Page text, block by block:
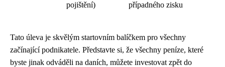
pojištění)
případného zisku
Tato úleva je skvělým startovním balíčkem pro všechny
začínající podnikatele. Představte si, že všechny peníze, které
byste jinak odváděli na daních, můžete investovat zpět do